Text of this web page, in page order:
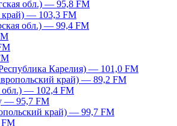
обл.) — 95,8 FM
— 103,3 FM
обл.) — 99,4 FM
Карелия) — 101,0 FM
край) — 89,2 FM
обл.) — 102,4 FM
— 95,7 FM
край) — 99,7 FM
FM